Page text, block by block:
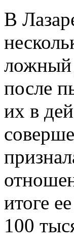
В
ложный
после
их в
итоге
100